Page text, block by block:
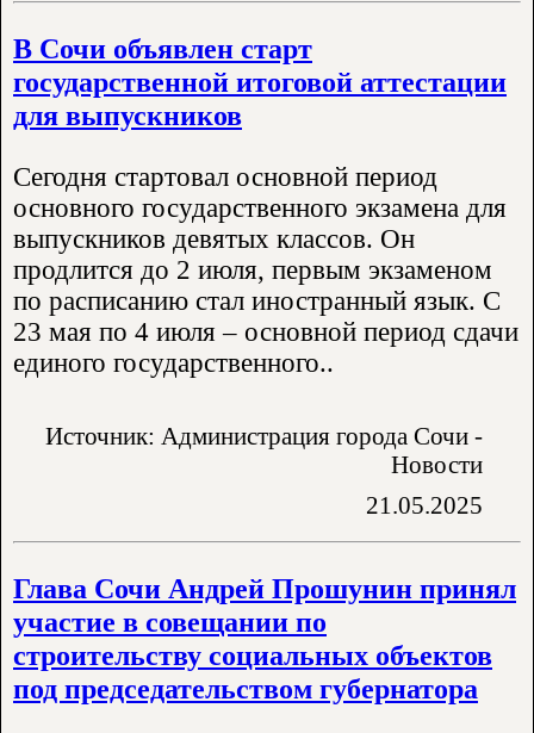
В Сочи объявлен старт
государственной итоговой аттестации
для выпускников
Сегодня стартовал основной период
основного государственного экзамена для
выпускников девятых классов. Он
продлится до 2 июля, первым экзаменом
по расписанию стал иностранный язык. С
23 мая по 4 июля – основной период сдачи
единого государственного..
Источник: Администрация города Сочи -
Новости
21.05.2025
Глава Сочи Андрей Прошунин принял
участие в совещании по
строительству социальных объектов
под председательством губернатора